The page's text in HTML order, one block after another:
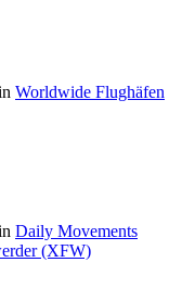
Worldwide Flughäfen
Daily Movements
(XFW)